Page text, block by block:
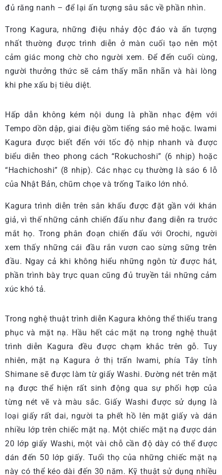
đủ răng nanh – để lại ấn tượng sâu sắc về phần nhìn.
Trong Kagura, những điệu nhảy độc đáo và ấn tượng
nhất thường được trình diễn ở màn cuối tạo nên một
cảm giác mong chờ cho người xem. Để đến cuối cùng,
người thưởng thức sẽ cảm thấy mãn nhãn và hài lòng
khi phe xấu bị tiêu diệt.
Hấp dẫn không kém nội dung là phần nhạc đệm với
Tempo dồn dập, giai điệu gồm tiếng sáo mê hoặc. Iwami
Kagura được biết đến với tốc độ nhịp nhanh và được
biểu diễn theo phong cách “Rokuchoshi” (6 nhịp) hoặc
“Hachichoshi” (8 nhịp). Các nhạc cụ thường là sáo 6 lỗ
của Nhật Bản, chũm chọe và trống Taiko lớn nhỏ.
Kagura trình diễn trên sân khấu được đặt gần với khán
giả, vì thế những cảnh chiến đấu như đang diễn ra trước
mắt họ. Trong phân đoạn chiến đấu với Orochi, người
xem thấy những cái đầu rắn vươn cao sừng sững trên
đầu. Ngay cả khi không hiểu những ngôn từ được hát,
phần trình bày trực quan cũng đủ truyền tải những cảm
xúc khó tả.
Trong nghệ thuật trình diễn Kagura không thể thiếu trang
phục và mặt nạ. Hầu hết các mặt nạ trong nghệ thuật
trình diễn Kagura đều được chạm khắc trên gỗ. Tuy
nhiên, mặt nạ Kagura ở thị trấn Iwami, phía Tây tỉnh
Shimane sẽ được làm từ giấy Washi. Đường nét trên mặt
nạ được thể hiện rất sinh động qua sự phối hợp của
từng nét vẽ và màu sắc. Giấy Washi được sử dụng là
loại giấy rất dai, người ta phết hồ lên mặt giấy và dán
nhiều lớp trên chiếc mặt nạ. Một chiếc mặt nạ được dán
20 lớp giấy Washi, một vài chỗ cần độ dày có thể được
dán đến 50 lớp giấy. Tuổi thọ của những chiếc mặt nạ
này có thể kéo dài đến 30 năm. Kỹ thuật sử dụng nhiều